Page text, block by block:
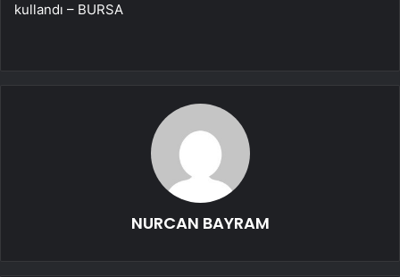
kullandı – BURSA
NURCAN BAYRAM